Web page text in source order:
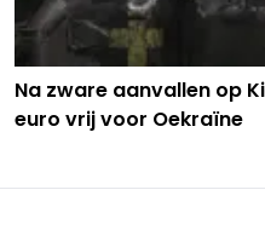
Na zware aanvallen op
euro vrij voor Oekraïne